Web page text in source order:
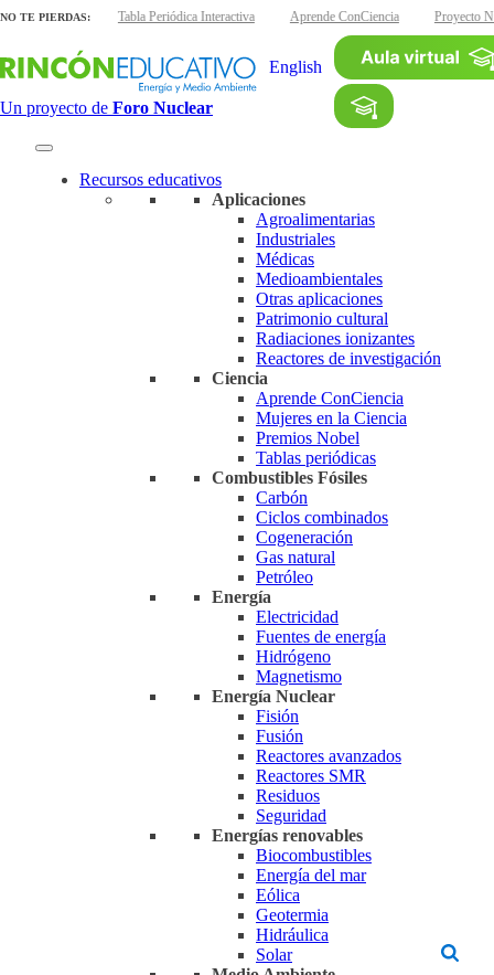
NO TE PIERDAS:
interactivas Tabla Periódica Interactiva Aprende ConCiencia Proyecto
Un proyecto de Foro Nuclear
English
Recursos educativos
Aplicaciones
Agroalimentarias
Industriales
Médicas
Medioambientales
Otras aplicaciones
Patrimonio cultural
Radiaciones ionizantes
Reactores de investigación
Ciencia
Aprende ConCiencia
Mujeres en la Ciencia
Premios Nobel
Tablas periódicas
Combustibles Fósiles
Carbón
Ciclos combinados
Cogeneración
Gas natural
Petróleo
Energía
Electricidad
Fuentes de energía
Hidrógeno
Magnetismo
Energía Nuclear
Fisión
Fusión
Reactores avanzados
Reactores SMR
Residuos
Seguridad
Energías renovables
Biocombustibles
Energía del mar
Eólica
Geotermia
Hidráulica
Solar